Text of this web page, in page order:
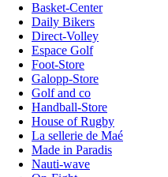
Basket-Center
Daily Bikers
Direct-Volley
Espace Golf
Foot-Store
Galopp-Store
Golf and co
Handball-Store
House of Rugby
La sellerie de Maé
Made in Paradis
Nauti-wave